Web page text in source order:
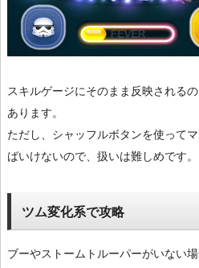
スキルゲージにそのまま反映される
あります。
ただし、シャッフルボタンを使って
ばいけないので、扱いは難しめです。
ツム変化系で攻略
ブーやストームトルーパーがいない